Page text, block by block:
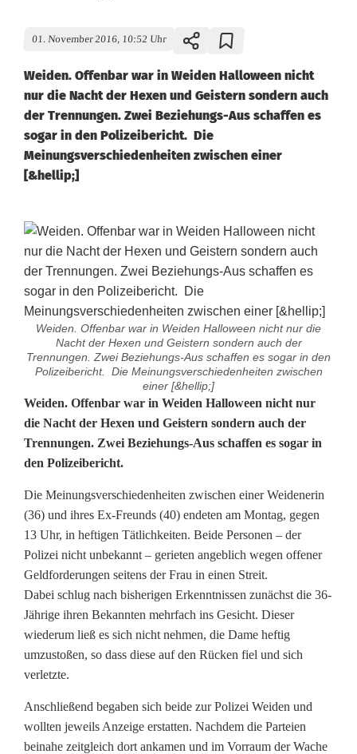
01. November 2016, 10:52 Uhr
Weiden. Offenbar war in Weiden Halloween nicht
nur die Nacht der Hexen und Geistern sondern auch
der Trennungen. Zwei Beziehungs-Aus schaffen es
sogar in den Polizeibericht. Die
Meinungsverschiedenheiten zwischen einer
[&hellip;]
Weiden. Offenbar war in Weiden Halloween nicht nur die
Nacht der Hexen und Geistern sondern auch der
Trennungen. Zwei Beziehungs-Aus schaffen es sogar in den
Polizeibericht. Die Meinungsverschiedenheiten zwischen
einer [&hellip;]
H
a
l
l
o
w
e
e
n
:
N
a
Weiden. Offenbar war in Weiden Halloween nicht nur
die Nacht der Hexen und Geistern sondern auch der
Trennungen. Zwei Beziehungs-Aus schaffen es sogar in
den Polizeibericht.
Die Meinungsverschiedenheiten zwischen einer Weidenerin
(36) und ihres Ex-Freunds (40) endeten am Montag, gegen
13 Uhr, in heftigen Tätlichkeiten. Beide Personen – der
Polizei nicht unbekannt – gerieten angeblich wegen offener
Geldforderungen seitens der Frau in einen Streit.
Dabei schlug nach bisherigen Erkenntnissen zunächst die 36-
Jährige ihren Bekannten mehrfach ins Gesicht. Dieser
wiederum ließ es sich nicht nehmen, die Dame heftig
umzustoßen, so dass diese auf den Rücken fiel und sich
verletzte.
Anschließend begaben sich beide zur Polizei Weiden und
wollten jeweils Anzeige erstatten. Nachdem die Parteien
beinahe zeitgleich dort ankamen und im Vorraum der Wache